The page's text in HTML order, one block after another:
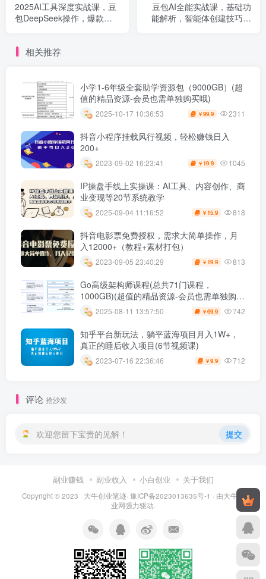
2025AI工具深度实战课，豆
包DeepSeek操作，爆款内
豆包AI全能实战课，基础功
能解析，智能体创建技巧，
相关推荐
小学1-6年级全套助学资源包（9000GB）(超
值的精品资源-会员也需单独购买哦)
2025-10-17 10:36:53 ￥99.9 2311
抖音小程序挂载风行视频，轻松赚钱日入
200+
2023-09-02 16:23:41 ￥ 19.9 1045
IP操盘手线上实操课：AI工具、内容创作、商
业变现等20节系统教学
2025-09-04 11:16:52 ￥ 15.9 818
抖音电影票免费授权，需求大简单操作，月
入12000+（教程+素材打包）
2023-09-05 23:40:29 ￥ 19.9 813
Go高级架构师课程(总共71门课程，
1000GB)(超值的精品资源-会员也需单独购买
哦)
2025-08-11 13:57:50 ￥69.9 742
知乎平台新玩法，躺平蓝海项目月入1W+，
真正的睡后收入项目(6节视频课)
2023-07-16 22:36:46 ￥9.9 712
评论 抢沙发
欢迎您留下宝贵的见解！ 提交
副业赚钱 副业收入 小白创业 关于我们
Copyright © 2023 · 大牛创业笔迹· 豫ICP备2023013635号-1 · 由大牛创
业网强力驱动.